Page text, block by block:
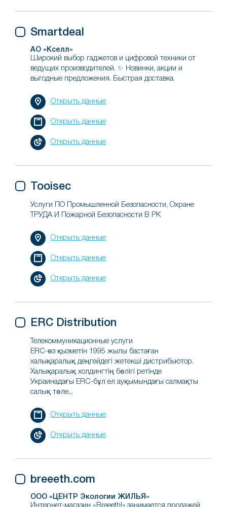
Smartdeal
АО «Кселл»
Широкий выбор гаджетов и цифровой техники от
ведущих производителей. ✨ Новинки, акции и
выгодные предложения. Быстрая доставка.
Открыть данные
Открыть данные
Открыть данные
Tooisec
Услуги ПО Промышленной Безопасности, Охране
ТРУДА И Пожарной Безопасности В РК
Открыть данные
Открыть данные
Открыть данные
ERC Distribution
Телекоммуникационные услуги
ERC-өз қызметін 1995 жылы бастаған
халықаралық деңгейдегі жетекші дистрибьютор.
Халықаралық холдингтің бөлігі ретінде
Украинадағы ERC-бұл ел ауқымындағы салмақты
салық төле...
Открыть данные
Открыть данные
breeeth.com
ООО «ЦЕНТР Экологии ЖИЛЬЯ»
Интернет-магазин «Breeeth!» занимается продажей